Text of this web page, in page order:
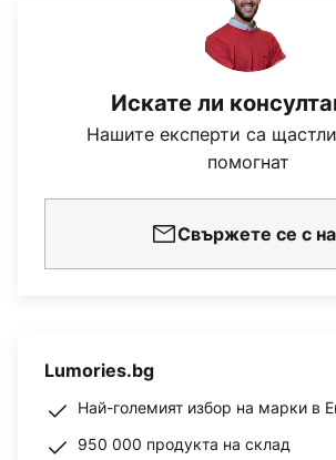
Искате ли
Нашите експерти са
помогнат
Свържете се с
Lumories.bg
Най-големият избор на марки в
950 000 продукта на склад